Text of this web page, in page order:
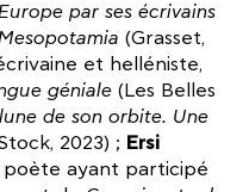
par ses écrivains
(Grasset,
et helléniste,
géniale (Les Belles
de son orbite. Une
2023) ; Ersi
ayant participé